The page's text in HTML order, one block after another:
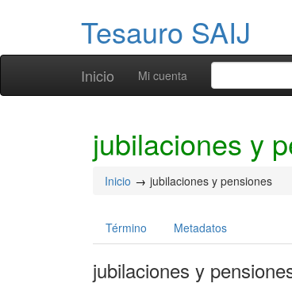
Tesauro SAIJ
Inicio Mi cuenta
jubilaciones y
Inicio jubilaciones y pensiones
Término Metadatos
jubilaciones y